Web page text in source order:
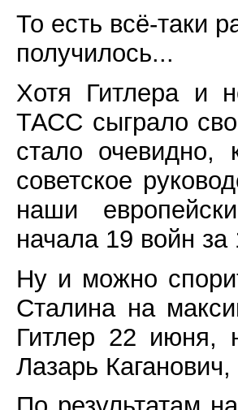
То есть всё-таки
получилось...
Хотя Гитлера и
ТАСС сыграло
стало очевидно,
советское
наши
начала 19 войн за
Ну и можно
Сталина на
Гитлер 22 июня,
Лазарь